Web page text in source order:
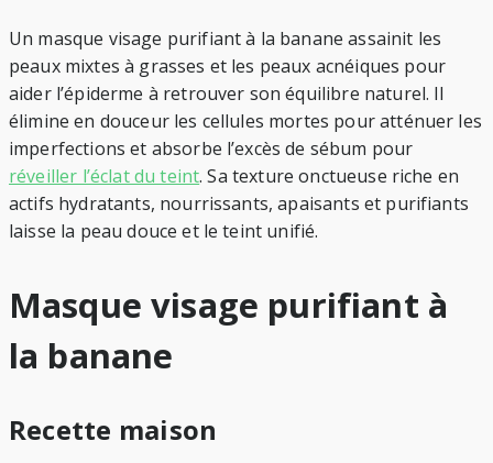
Un masque visage purifiant à la banane assainit les
peaux mixtes à grasses et les peaux acnéiques pour
aider l’épiderme à retrouver son équilibre naturel. Il
élimine en douceur les cellules mortes pour atténuer les
imperfections et absorbe l’excès de sébum pour
réveiller l’éclat du teint. Sa texture onctueuse riche en
actifs hydratants, nourrissants, apaisants et purifiants
laisse la peau douce et le teint unifié.
Masque visage purifiant à
la banane
Recette maison